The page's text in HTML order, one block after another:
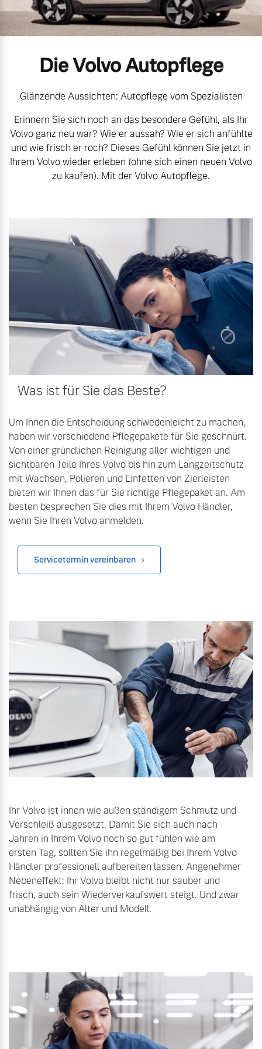
Mild-Hybrid
Geschäftskunden
Editionsmodelle
Angebot anfragen
Fahrzeug konfigurieren
Sofort verfügbare Fahrzeuge
Volvo Selekt
Die Neuwagenalternative
Mehr erfahren
Editionsmodelle
Jetzt kennenlernen
Mehr erfahren
Volvo Gebrauchtwagenbörse
Aktuelle Zubehörangebote
Zubehörkatalog
Sie erhalten bei uns eine
Vielzahl von Original
Volvo Winter- und
Sommer Kompletträder.
Bitte sprechen Sie uns
direkt an.
Mehr erfahren
Frühjahrscheck
Entdecken Sie unsere
saisonalen Angebote.
Mehr erfahren
Versicherung
Kontakt und Anfahrt
Die Volvo Autopflege
Glänzende Aussichten: Autopflege vom Spezialisten
Erinnern Sie sich noch an das besondere Gefühl, als Ihr
Volvo ganz neu war? Wie er aussah? Wie er sich anfühlte
und wie frisch er roch? Dieses Gefühl können Sie jetzt in
Ihrem Volvo wieder erleben (ohne sich einen neuen Volvo
zu kaufen). Mit der Volvo Autopflege.
Was ist für Sie das Beste?
Um Ihnen die Entscheidung schwedenleicht zu machen,
haben wir verschiedene Pflegepakete für Sie geschnürt.
Von einer gründlichen Reinigung aller wichtigen und
sichtbaren Teile Ihres Volvo bis hin zum Langzeitschutz
mit Wachsen, Polieren und Einfetten von Zierleisten
bieten wir Ihnen das für Sie richtige Pflegepaket an. Am
besten besprechen Sie dies mit Ihrem Volvo Händler,
wenn Sie Ihren Volvo anmelden.
Servicetermin vereinbaren
Ihr Volvo ist innen wie außen ständigem Schmutz und
Verschleiß ausgesetzt. Damit Sie sich auch nach
Jahren in Ihrem Volvo noch so gut fühlen wie am
ersten Tag, sollten Sie ihn regelmäßig bei Ihrem Volvo
Händler professionell aufbereiten lassen. Angenehmer
Nebeneffekt: Ihr Volvo bleibt nicht nur sauber und
frisch, auch sein Wiederverkaufswert steigt. Und zwar
unabhängig von Alter und Modell.